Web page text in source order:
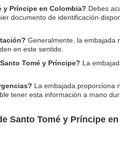
y Príncipe en Colombia? Debes
documento de identificación
Generalmente, la embajada
en este sentido.
Tomé y Príncipe? La
La embajada proporciona
tener esta información a mano
Santo Tomé y Príncipe